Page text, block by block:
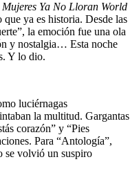
Mujeres Ya No Lloran World
ya es historia. Desde las
la emoción fue una ola
y nostalgia… Esta noche
Y lo dio.
luciérnagas
la multitud. Gargantas
corazón” y “Pies
Para “Antología”,
se volvió un suspiro